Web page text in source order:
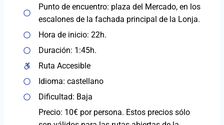
Punto de encuentro: plaza del Mercado, en los
escalones de la fachada principal de la Lonja.
Hora de inicio: 22h.
Duración: 1:45h.
Ruta Accesible
Idioma: castellano
Dificultad: Baja
Precio: 10€ por persona. Estos precios sólo